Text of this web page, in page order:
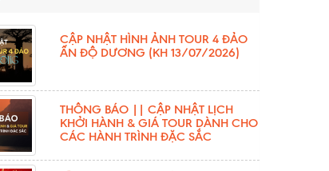
CẬP NHẬT HÌNH ẢNH TOUR 4 ĐẢO
ẤN ĐỘ DƯƠNG (KH 13/07/2026)
THÔNG BÁO || CẬP NHẬT LỊCH
KHỞI HÀNH & GIÁ TOUR DÀNH CHO
CÁC HÀNH TRÌNH ĐẶC SẮC